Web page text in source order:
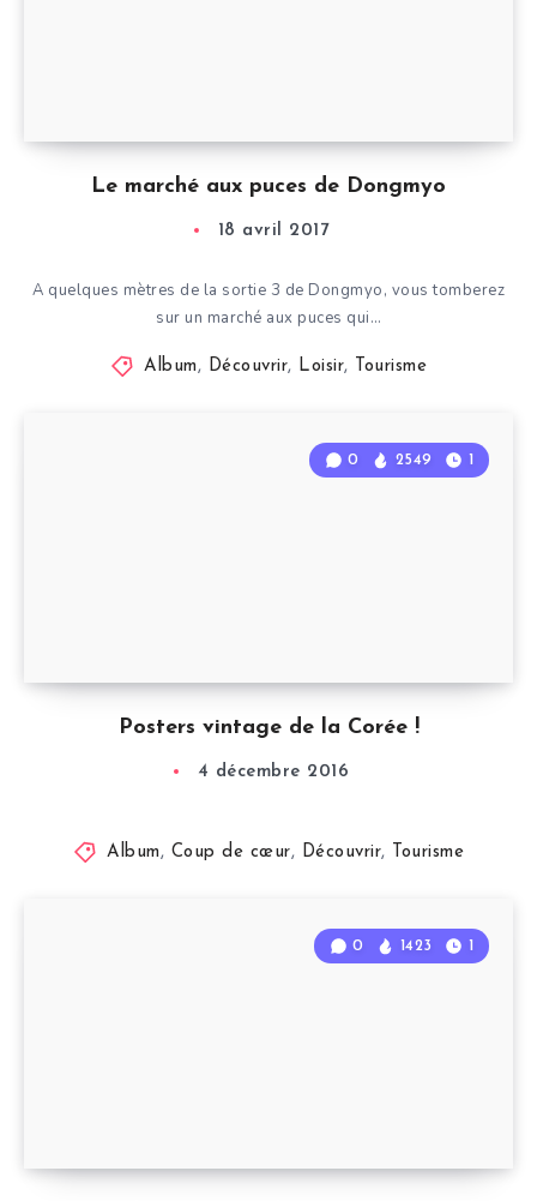
Le marché aux puces de Dongmyo
18 avril 2017
A quelques mètres de la sortie 3 de Dongmyo, vous tomberez
sur un marché aux puces qui…
Album, Découvrir, Loisir, Tourisme
Posters vintage de la Corée !
0 2549 1
4 décembre 2016
Album, Coup de cœur, Découvrir, Tourisme
0 1423 1